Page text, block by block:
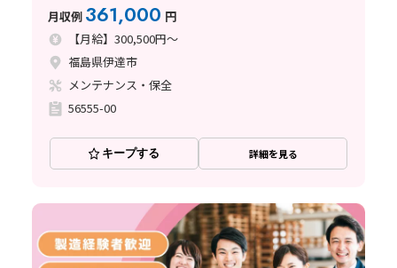
月収例 361,000 円
【月給】300,500円～
福島県伊達市
メンテナンス・保全
56555-00
キープする 詳細を見る